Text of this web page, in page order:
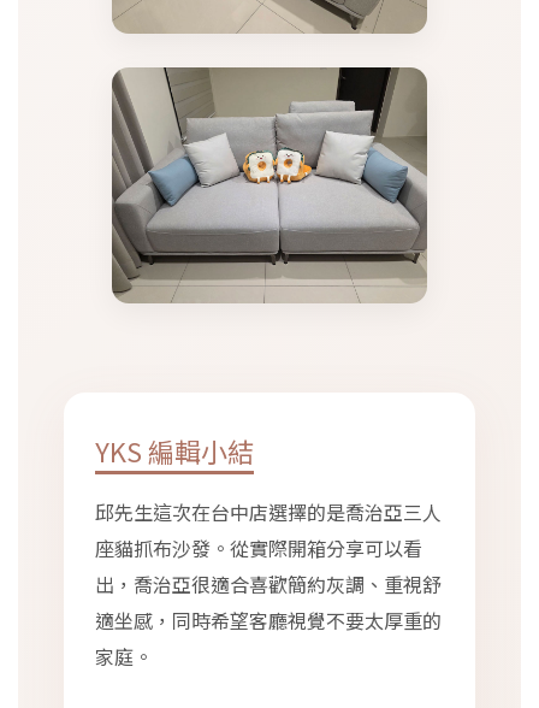
YKS 編輯小結
邱先生這次在台中店選擇的是喬治亞三人
座貓抓布沙發。從實際開箱分享可以看
出，喬治亞很適合喜歡簡約灰調、重視舒
適坐感，同時希望客廳視覺不要太厚重的
家庭。